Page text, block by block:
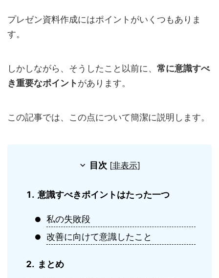
プレゼン資料作成にはポイントがいくつもありま
す。
しかしながら、そうしたこと以前に、 常に意識すべ
き重要なポイントがあります。
この記事では、この点について簡潔に説明します。
目次 [非表示]
意識すべきポイントはたった一つ
私の失敗段
改善に向けて意識したこと
まとめ